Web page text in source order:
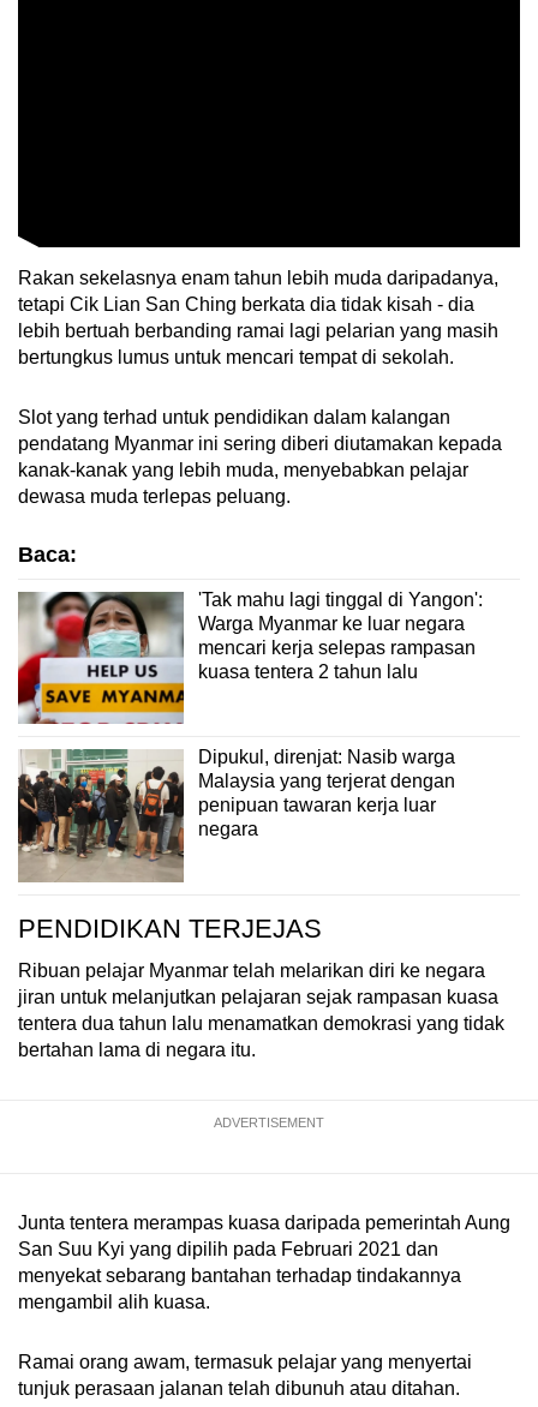
Rakan sekelasnya enam tahun lebih muda daripadanya,
tetapi Cik Lian San Ching berkata dia tidak kisah - dia
lebih bertuah berbanding ramai lagi pelarian yang masih
bertungkus lumus untuk mencari tempat di sekolah.
Slot yang terhad untuk pendidikan dalam kalangan
pendatang Myanmar ini sering diberi diutamakan kepada
kanak-kanak yang lebih muda, menyebabkan pelajar
dewasa muda terlepas peluang.
Baca:
'Tak mahu lagi tinggal di Yangon':
Warga Myanmar ke luar negara
mencari kerja selepas rampasan
kuasa tentera 2 tahun lalu
Dipukul, direnjat: Nasib warga
Malaysia yang terjerat dengan
penipuan tawaran kerja luar
negara
PENDIDIKAN TERJEJAS
Ribuan pelajar Myanmar telah melarikan diri ke negara
jiran untuk melanjutkan pelajaran sejak rampasan kuasa
tentera dua tahun lalu menamatkan demokrasi yang tidak
bertahan lama di negara itu.
ADVERTISEMENT
Junta tentera merampas kuasa daripada pemerintah Aung
San Suu Kyi yang dipilih pada Februari 2021 dan
menyekat sebarang bantahan terhadap tindakannya
mengambil alih kuasa.
Ramai orang awam, termasuk pelajar yang menyertai
tunjuk perasaan jalanan telah dibunuh atau ditahan.